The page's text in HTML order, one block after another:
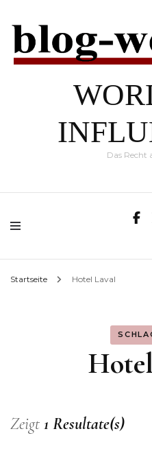
Das Recht
Startseite Hotel Laval
Zeigt 1 Resultate(s)